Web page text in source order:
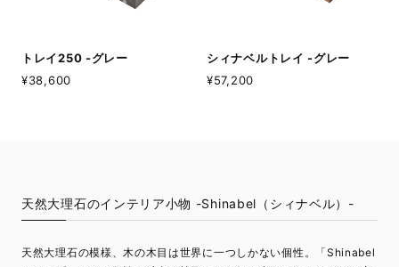
トレイ250 -グレー
¥38,600
シィナベルトレイ -グレー
¥57,200
天然大理石のインテリア小物 -Shinabel（シィナベル）-
天然大理石の模様、木の木目は世界に一つしかない個性。「Shinabel